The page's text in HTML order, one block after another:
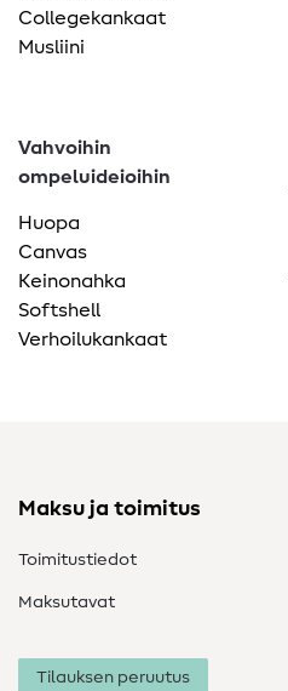
Collegekankaat
Musliini
Vahvoihin
ompeluideioihin
Huopa
Canvas
Keinonahka
Softshell
Verhoilukankaat
Maksu ja toimitus
Toimitustiedot
Maksutavat
Tilauksen peruutus